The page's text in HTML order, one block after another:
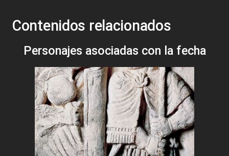
Contenidos relacionados
Personajes asociadas con la fecha